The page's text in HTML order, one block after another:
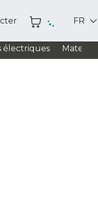
FR
électriques Matelas